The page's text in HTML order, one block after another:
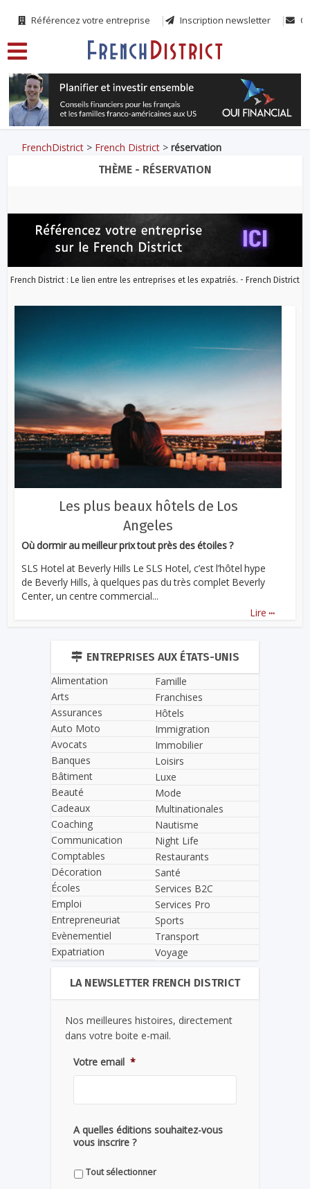
Référencez votre entreprise Inscription newsletter
FrenchDistrict > French District >réservation
THÈME - RÉSERVATION
French District : Le lien entre les entreprises et les expatriés. - French District
Les plus beaux hôtels de Los
Angeles
Où dormir au meilleur prix tout près des étoiles ?
SLS Hotel at Beverly Hills Le SLS Hotel, c’est l’hôtel hype
de Beverly Hills, à quelques pas du très complet Beverly
Center, un centre commercial...
Lire ...
ENTREPRISES AUX ÉTATS-UNIS
Alimentation
Arts
Assurances
Auto Moto
Avocats
Banques
Bâtiment
Beauté
Cadeaux
Coaching
Communication
Comptables
Décoration
Écoles
Emploi
Entrepreneuriat
Evènementiel
Expatriation
Famille
Franchises
Hôtels
Immigration
Immobilier
Loisirs
Luxe
Mode
Multinationales
Nautisme
Night Life
Restaurants
Santé
Services B2C
Services Pro
Sports
Transport
Voyage
LA NEWSLETTER FRENCH DISTRICT
Nos meilleures histoires, directement
dans votre boite e-mail.
Votre email *
A quelles éditions souhaitez-vous
vous inscrire ?
Tout sélectionner